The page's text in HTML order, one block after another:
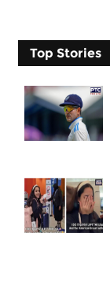
Top Stories